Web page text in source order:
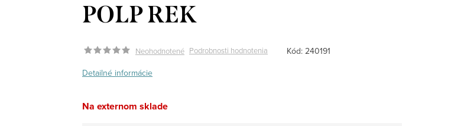
POLP REK
Neohodnotené Podrobnosti hodnotenia Kód: 240191
Detailné informácie
Na externom sklade